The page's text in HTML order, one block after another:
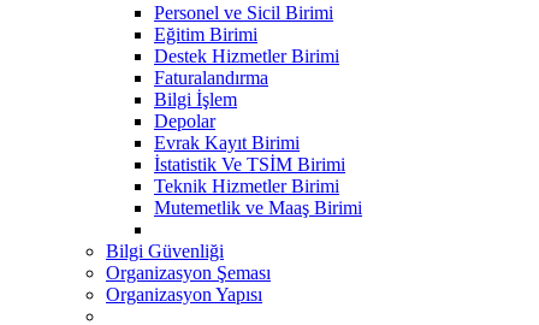
Personel ve Sicil Birimi
Eğitim Birimi
Destek Hizmetler Birimi
Faturalandırma
Bilgi İşlem
Depolar
Evrak Kayıt Birimi
İstatistik Ve TSİM Birimi
Teknik Hizmetler Birimi
Mutemetlik ve Maaş Birimi
Bilgi Güvenliği
Organizasyon Şeması
Organizasyon Yapısı